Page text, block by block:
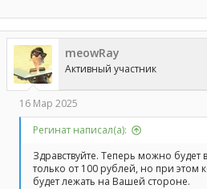
meowRay
Активный участник
16 Мар 2025
Регинат написал(а):
Здравствуйте. Теперь можно будет
только от 100 рублей, но при этом
будет лежать на Вашей стороне.